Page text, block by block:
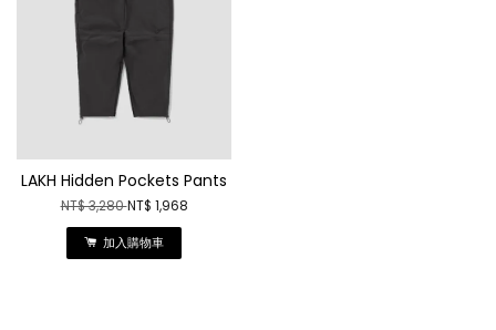
LAKH Hidden Pockets Pants
NT$ 3,280NT$ 1,968
加入購物車